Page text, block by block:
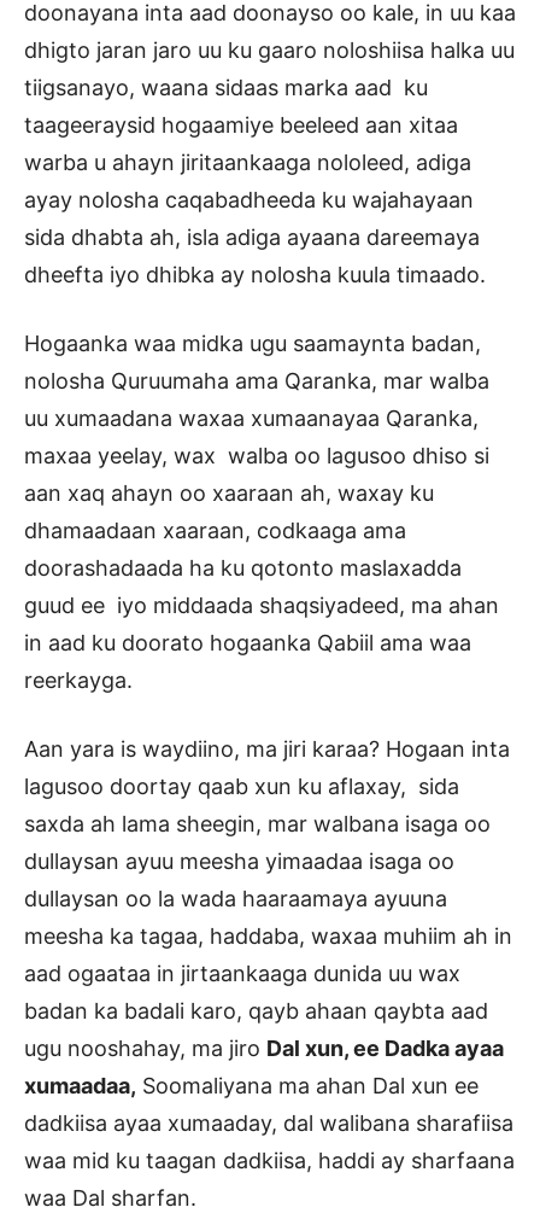
doonayana inta aad doonayso oo kale, in uu kaa
dhigto jaran jaro uu ku gaaro noloshiisa halka uu
tiigsanayo, waana sidaas marka aad ku
taageeraysid hogaamiye beeleed aan xitaa
warba u ahayn jiritaankaaga nololeed, adiga
ayay nolosha caqabadheeda ku wajahayaan
sida dhabta ah, isla adiga ayaana dareemaya
dheefta iyo dhibka ay nolosha kuula timaado.
Hogaanka waa midka ugu saamaynta badan,
nolosha Quruumaha ama Qaranka, mar walba
uu xumaadana waxaa xumaanayaa Qaranka,
maxaa yeelay, wax walba oo lagusoo dhiso si
aan xaq ahayn oo xaaraan ah, waxay ku
dhamaadaan xaaraan, codkaaga ama
doorashadaada ha ku qotonto maslaxadda
guud ee iyo middaada shaqsiyadeed, ma ahan
in aad ku doorato hogaanka Qabiil ama waa
reerkayga.
Aan yara is waydiino, ma jiri karaa? Hogaan inta
lagusoo doortay qaab xun ku aflaxay, sida
saxda ah lama sheegin, mar walbana isaga oo
dullaysan ayuu meesha yimaadaa isaga oo
dullaysan oo la wada haaraamaya ayuuna
meesha ka tagaa, haddaba, waxaa muhiim ah in
aad ogaataa in jirtaankaaga dunida uu wax
badan ka badali karo, qayb ahaan qaybta aad
ugu nooshahay, ma jiro Dal xun, ee Dadka ayaa
xumaadaa, Soomaliyana ma ahan Dal xun ee
dadkiisa ayaa xumaaday, dal walibana sharafiisa
waa mid ku taagan dadkiisa, haddi ay sharfaana
waa Dal sharfan.